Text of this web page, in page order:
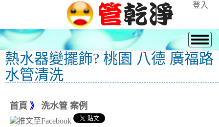
登入
熱水器變擺飾? 桃園 八德 廣福路
水管清洗
首頁 》 洗水管 案例